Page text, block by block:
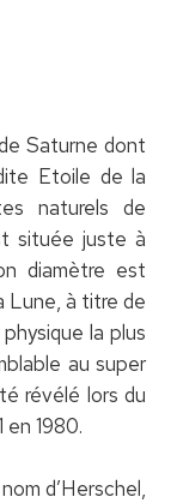
Saturne dont
Etoile de la
naturels de
située juste à
diamètre est
Lune, à titre de
la plus
au super
révélé lors du
en 1980.
d’Herschel,